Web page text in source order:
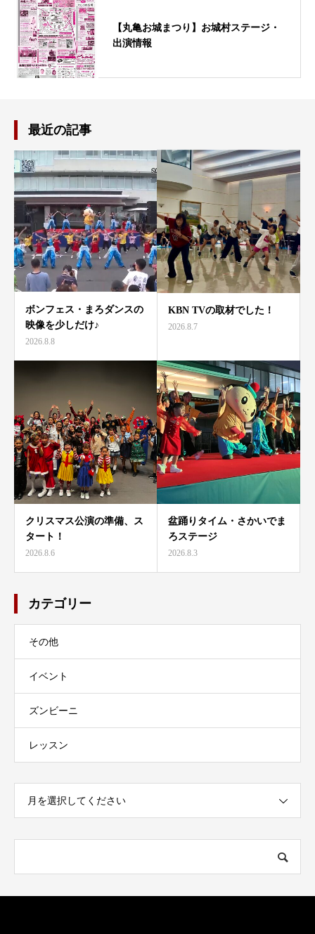
【丸亀お城まつり】お城村ステージ・
出演情報
最近の記事
ボンフェス・まろダンスの
映像を少しだけ♪
2026.8.8
KBN TVの取材でした！
2026.8.7
クリスマス公演の準備、ス
タート！
2026.8.6
盆踊りタイム・さかいでま
ろステージ
2026.8.3
カテゴリー
その他
イベント
ズンビーニ
レッスン
月を選択してください